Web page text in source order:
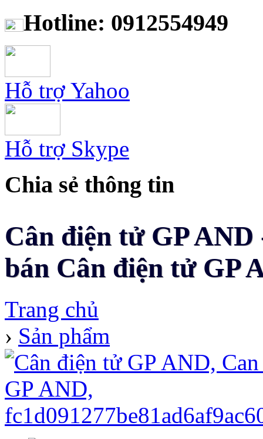
Hotline: 0912554949
Hỗ trợ Yahoo
Hỗ trợ Skype
Chia sẻ thông tin
Cân điện tử GP
bán Cân điện tử GP
Trang chủ
› Sản phẩm